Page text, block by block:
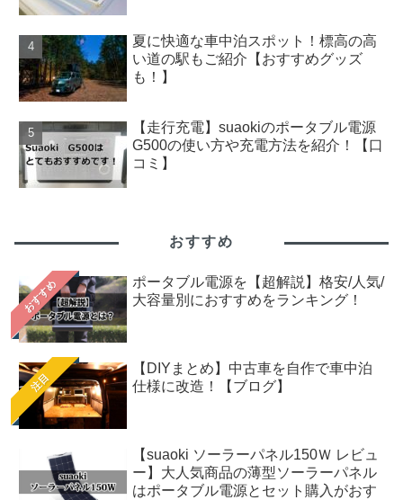
夏に快適な車中泊スポット！標高の高
い道の駅もご紹介【おすすめグッズ
も！】
【走行充電】suaokiのポータブル電源
G500の使い方や充電方法を紹介！【口
コミ】
おすすめ
おすすめ
ポータブル電源を【超解説】格安/人気/
大容量別におすすめをランキング！
注目
【DIYまとめ】中古車を自作で車中泊
仕様に改造！【ブログ】
【suaoki ソーラーパネル150Ｗ レビュ
ー】大人気商品の薄型ソーラーパネル
はポータブル電源とセット購入がおす